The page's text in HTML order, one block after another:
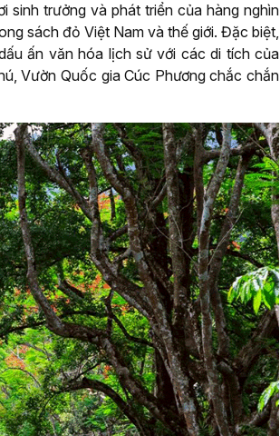
sinh trưởng và phát triển của hàng nghìn
sách đỏ Việt Nam và thế giới. Đặc biệt,
ấn văn hóa lịch sử với các di tích của
Vườn Quốc gia Cúc Phương chắc chắn